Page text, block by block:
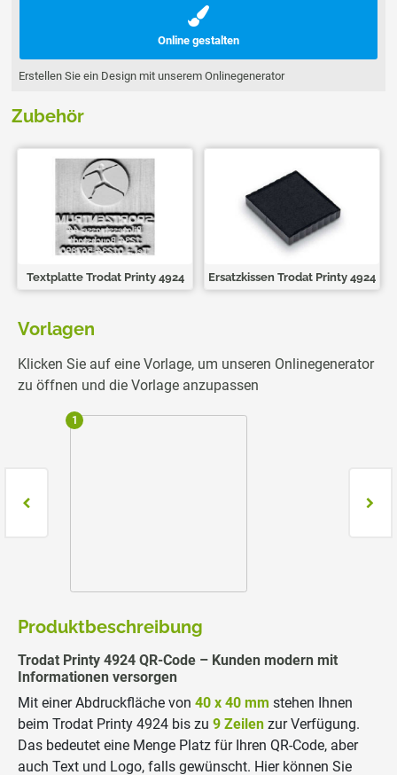
Online gestalten
Erstellen Sie ein Design mit unserem Onlinegenerator
Zubehör
Textplatte Trodat Printy 4924 Ersatzkissen Trodat Printy 4924
Vorlagen
Klicken Sie auf eine Vorlage, um unseren Onlinegenerator
zu öffnen und die Vorlage anzupassen
1
Produktbeschreibung
Trodat Printy 4924 QR-Code – Kunden modern mit
Informationen versorgen
Mit einer Abdruckfläche von 40 x 40 mm stehen Ihnen
beim Trodat Printy 4924 bis zu 9 Zeilen zur Verfügung.
Das bedeutet eine Menge Platz für Ihren QR-Code, aber
auch Text und Logo, falls gewünscht. Hier können Sie